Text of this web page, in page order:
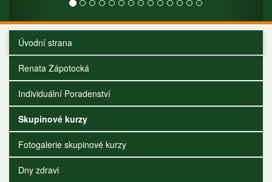
Úvodní strana
Renata Zápotocká
Individuální Poradenství
Skupinové kurzy
Fotogalerie skupinové kurzy
Dny zdravi